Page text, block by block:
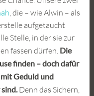
, die – wie Alwin – als
aufgetaucht
Stelle, in der sie zur
fassen dürfen. Die
finden – doch dafür
Geduld und
sind. Denn das Sichern,